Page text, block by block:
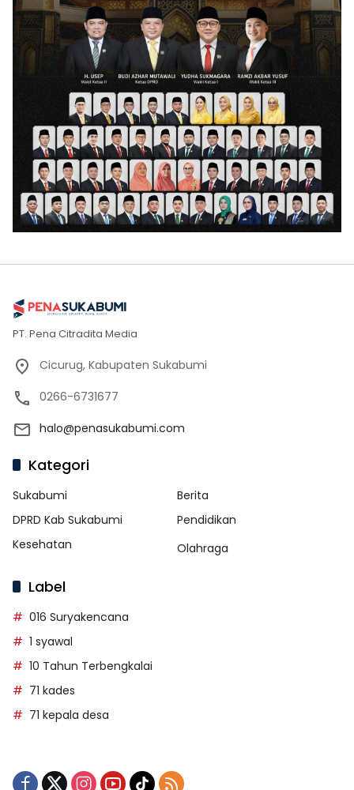
PT. Pena Citradita Media
Cicurug, Kabupaten Sukabumi
0266-6731677
halo@penasukabumi.com
Kategori
Sukabumi
Berita
DPRD Kab Sukabumi
Pendidikan
Kesehatan
Olahraga
Label
016 Suryakencana
1 syawal
10 Tahun Terbengkalai
71 kades
71 kepala desa